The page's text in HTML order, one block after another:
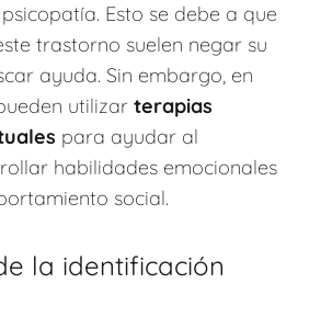
Esto se debe a que
trastorno suelen negar su
ayuda. Sin embargo, en
utilizar terapias
para ayudar al
habilidades emocionales
social.
la identificación